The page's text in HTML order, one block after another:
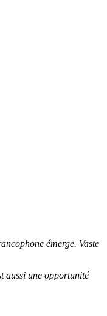
émerge. Vaste
aussi une opportunité